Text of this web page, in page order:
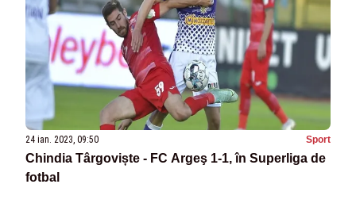
24 ian. 2023, 09:50 Sport
Chindia Târgoviște - FC Argeş 1-1, în Superliga de
fotbal